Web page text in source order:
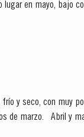
en mayo, bajo
y seco, con muy
muy húmedos, lo que